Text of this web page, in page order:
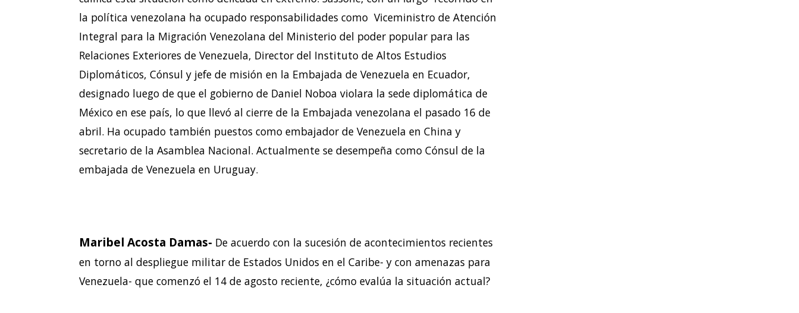
la política venezolana ha ocupado responsabilidades como Viceministro de Atención
Integral para la Migración Venezolana del Ministerio del poder popular para las
Relaciones Exteriores de Venezuela, Director del Instituto de Altos Estudios
Diplomáticos, Cónsul y jefe de misión en la Embajada de Venezuela en Ecuador,
designado luego de que el gobierno de Daniel Noboa violara la sede diplomática de
México en ese país, lo que llevó al cierre de la Embajada venezolana el pasado 16 de
abril. Ha ocupado también puestos como embajador de Venezuela en China y
secretario de la Asamblea Nacional. Actualmente se desempeña como Cónsul de la
embajada de Venezuela en Uruguay.
Maribel Acosta Damas- De acuerdo con la sucesión de acontecimientos recientes
en torno al despliegue militar de Estados Unidos en el Caribe- y con amenazas para
Venezuela- que comenzó el 14 de agosto reciente, ¿cómo evalúa la situación actual?